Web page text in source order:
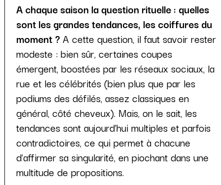
A chaque saison la question rituelle : quelles
sont les grandes tendances, les coiffures du
moment ?A cette question, il faut savoir rester
modeste : bien sûr, certaines coupes
émergent, boostées par les réseaux sociaux, la
rue et les célébrités (bien plus que par les
podiums des défilés, assez classiques en
général, côté cheveux). Mais, on le sait, les
tendances sont aujourd’hui multiples et parfois
contradictoires, ce qui permet à chacune
d’affirmer sa singularité, en piochant dans une
multitude de propositions.